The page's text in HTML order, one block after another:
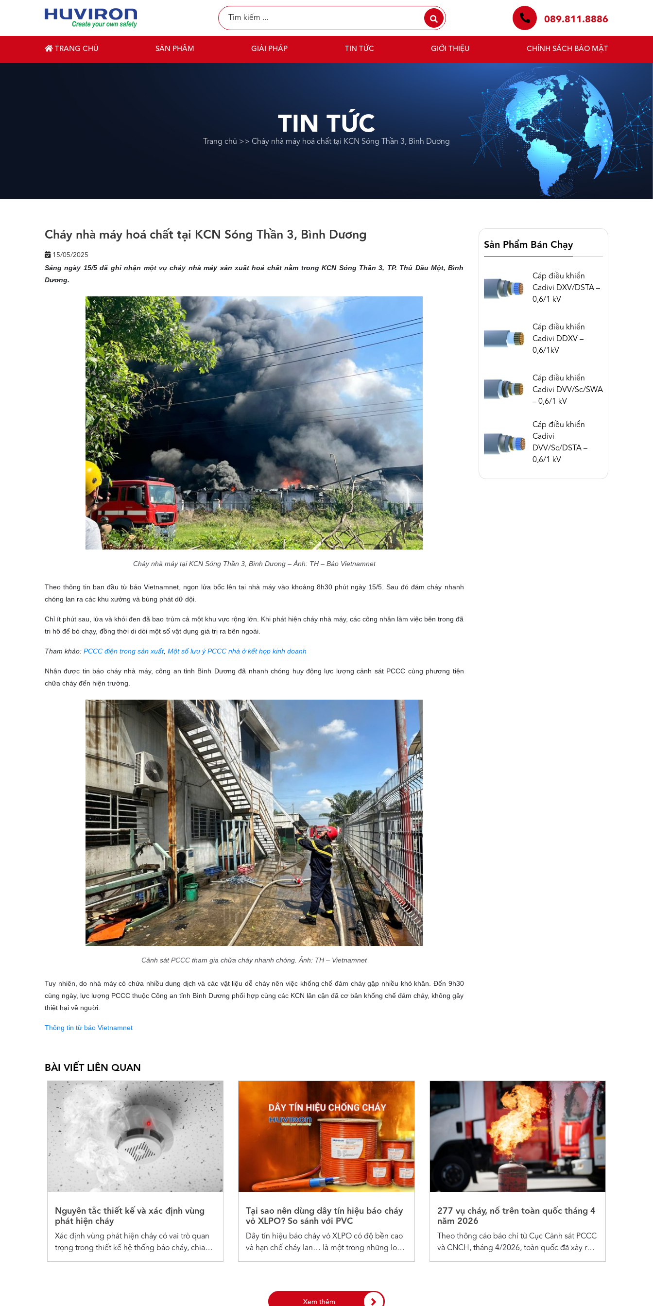
089.811.8886
TRANG CHỦ SẢN PHẨM GIẢI PHÁP TIN TỨC GIỚI THIỆU CHÍNH SÁCH BẢO MẬT
TIN TỨC
Trang chủ >> Cháy nhà máy hoá chất tại KCN Sóng Thần 3, Bình Dương
Cháy nhà máy hoá chất tại KCN Sóng Thần 3, Bình Dương
15/05/2025
Sáng ngày 15/5 đã ghi nhận một vụ cháy nhà máy sản xuất hoá chất nằm trong KCN Sóng Thần 3, TP. Thủ Dầu Một, Bình
Dương.
Cháy nhà máy tại KCN Sóng Thần 3, Bình Dương – Ảnh: TH – Báo Vietnamnet
Theo thông tin ban đầu từ báo Vietnamnet, ngọn lửa bốc lên tại nhà máy vào khoảng 8h30 phút ngày 15/5. Sau đó đám cháy nhanh
chóng lan ra các khu xưởng và bùng phát dữ dội.
Chỉ ít phút sau, lửa và khói đen đã bao trùm cả một khu vực rộng lớn. Khi phát hiện cháy nhà máy, các công nhân làm việc bên trong đã
tri hô để bỏ chạy, đồng thời di dòi một số vật dụng giá trị ra bên ngoài.
Tham khảo: PCCC điện trong sản xuất, Một số lưu ý PCCC nhà ở kết hợp kinh doanh
Nhận được tin báo cháy nhà máy, công an tỉnh Bình Dương đã nhanh chóng huy động lực lượng cảnh sát PCCC cùng phương tiện
chữa cháy đến hiện trường.
Cảnh sát PCCC tham gia chữa cháy nhanh chóng. Ảnh: TH – Vietnamnet
Tuy nhiên, do nhà máy có chứa nhiều dung dịch và các vật liệu dễ cháy nên việc khống chế đám cháy gặp nhiều khó khăn. Đến 9h30
cùng ngày, lực lượng PCCC thuộc Công an tỉnh Bình Dương phối hợp cùng các KCN lân cận đã cơ bản khống chế đám cháy, không gây
thiệt hại về người.
Thông tin từ báo Vietnamnet
Sản Phẩm Bán Chạy
Cáp điều khiển
Cadivi DXV/DSTA –
0,6/1 kV
Cáp điều khiển
Cadivi DDXV –
0,6/1kV
Cáp điều khiển
Cadivi DVV/Sc/SWA
– 0,6/1 kV
Cáp điều khiển
Cadivi
DVV/Sc/DSTA –
0,6/1 kV
BÀI VIẾT LIÊN QUAN
Nguyên tắc thiết kế và xác định vùng
phát hiện cháy
Xác định vùng phát hiện cháy có vai trò quan
trọng trong thiết kế hệ thống báo cháy, chia
công trình thành các vùng quản lý độc lập để
Tại sao nên dùng dây tín hiệu báo cháy
vỏ XLPO? So sánh với PVC
Dây tín hiệu báo cháy vỏ XLPO có độ bền cao
và hạn chế cháy lan… là một trong những loại
cáp chống cháy được chủ đầu tư đánh giá cao.
277 vụ cháy, nổ trên toàn quốc tháng 4
năm 2026
Theo thông cáo báo chí từ Cục Cảnh sát PCCC
và CNCH, tháng 4/2026, toàn quốc đã xảy ra
277 vụ cháy, nổ (276 vụ cháy và 1 vụ nổ), thiệt
Xem thêm